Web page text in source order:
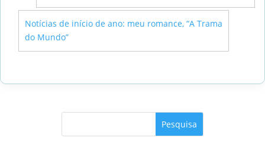
Notícias de início de ano: meu romance, “A Trama
do Mundo”